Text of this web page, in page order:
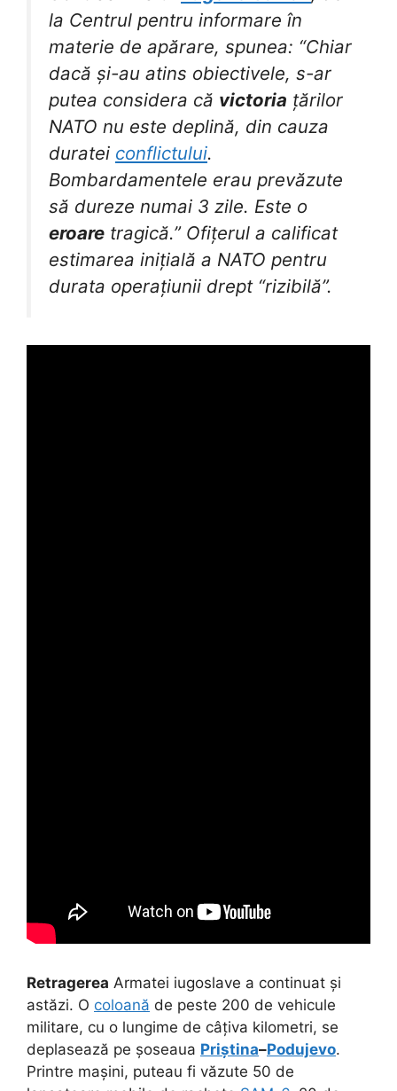
la Centrul pentru informare în
materie de apărare, spunea: “Chiar
dacă și-au atins obiectivele, s-ar
putea considera că victoria țărilor
NATO nu este deplină, din cauza
duratei conflictului.
Bombardamentele erau prevăzute
să dureze numai 3 zile. Este o
eroare tragică.” Ofițerul a calificat
estimarea inițială a NATO pentru
durata operațiunii drept “rizibilă”.
Retragerea Armatei iugoslave a continuat și
astăzi. O coloană de peste 200 de vehicule
militare, cu o lungime de câțiva kilometri, se
deplasează pe șoseaua Priștina–Podujevo.
Printre mașini, puteau fi văzute 50 de